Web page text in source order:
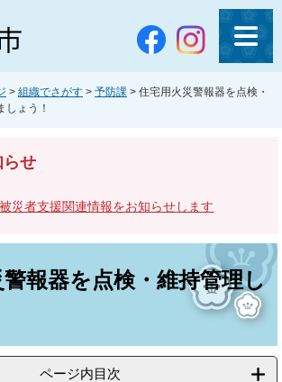
> 組織でさがす > 予防課 > 住宅用火災警報器を点検・
しょう！
らせ
災者支援関連情報をお知らせします
報器を点検・維持管理し
ページ内目次